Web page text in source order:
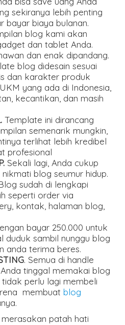
sekiranya lebih penting
bayar biaya bulanan.
blog kami akan
dan tablet Anda.
dan enak dipandang.
blog didesain sesuai
dan karakter produk
yang ada di Indonesia,
kecantikan, dan masih
Template ini dirancang
semenarik mungkin,
terlihat lebih kredibel
profesional
Sekali lagi, Anda cukup
blog seumur hidup.
sudah di lengkapi
seperti order via
kontak, halaman blog,
bayar 250.000 untuk
duduk sambil nunggu blog
anda terima beres.
. Semua di handle
tinggal memakai blog
tidak perlu lagi membeli
membuatblog
patah hati